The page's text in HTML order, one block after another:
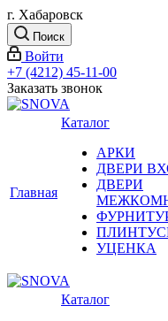
г. Хабаровск
Поиск
Войти
+7 (4212) 45-11-00
Заказать звонок
Главная
Каталог
АРКИ
ДВЕРИ
ДВЕРИ
УЦЕНКА
Каталог